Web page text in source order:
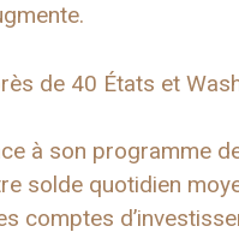
de 40 États et
à son programme
solde quotidien
comptes